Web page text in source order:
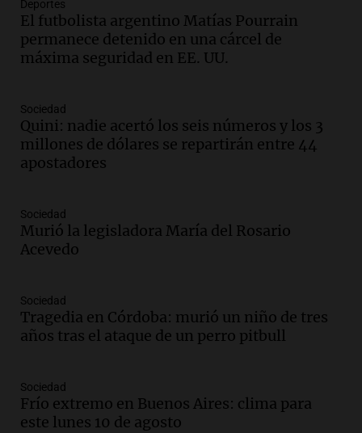
Audio.
Córdoba espera a León XIV con el
recuerdo del paso de Juan Pablo II: "Te
traspasaba con la mirada"
Amamos los Domingos
Audio.
un imperdible cordobés para los
amantes de la astronomía
Amamos los Domingos
la historia del club de Irlanda
revolucionado por hinchas argentinos
Amamos los Domingos
Audio.
argentino regresa al país tras conflicto
con Brasil
Audio.Bomberos asisten a senderista
con fractura de tobillo en refugio Doña
Deportes
El futbolista argentino Matías Pourrain
permanece detenido en una cárcel de
máxima seguridad en EE. UU.
Sociedad
Quini: nadie acertó los seis números y los 3
millones de dólares se repartirán entre 44
apostadores
Sociedad
Murió la legisladora María del Rosario
Acevedo
Sociedad
Tragedia en Córdoba: murió un niño de tres
años tras el ataque de un perro pitbull
Sociedad
Frío extremo en Buenos Aires: clima para
este lunes 10 de agosto